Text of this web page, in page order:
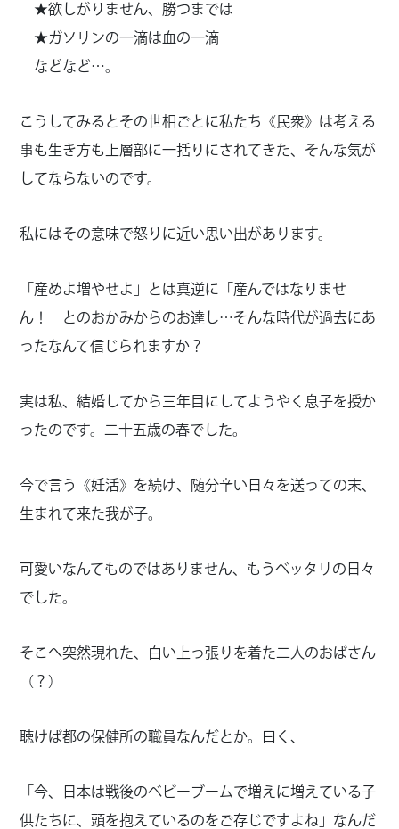
★欲しがりません、勝つまでは
★ガソリンの一滴は血の一滴
などなど…。
こうしてみるとその世相ごとに私たち《民衆》は考える
事も生き方も上層部に一括りにされてきた、そんな気が
してならないのです。
私にはその意味で怒りに近い思い出があります。
「産めよ増やせよ」とは真逆に「産んではなりませ
ん！」とのおかみからのお達し…そんな時代が過去にあ
ったなんて信じられますか？
実は私、結婚してから三年目にしてようやく息子を授か
ったのです。二十五歳の春でした。
今で言う《妊活》を続け、随分辛い日々を送っての末、
生まれて来た我が子。
可愛いなんてものではありません、もうベッタリの日々
でした。
そこへ突然現れた、白い上っ張りを着た二人のおばさん
（？）
聴けば都の保健所の職員なんだとか。曰く、
「今、日本は戦後のベビーブームで増えに増えている子
供たちに、頭を抱えているのをご存じですよね」なんだ